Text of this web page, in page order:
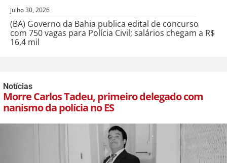
julho 30, 2026
(BA) Governo da Bahia publica edital de concurso
com 750 vagas para Polícia Civil; salários chegam a R$
16,4 mil
Notícias
Morre Carlos Tadeu, primeiro delegado com
nanismo da polícia no ES